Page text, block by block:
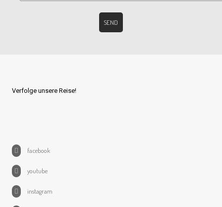
Verfolge unsere Reise!
facebook
youtube
instagram